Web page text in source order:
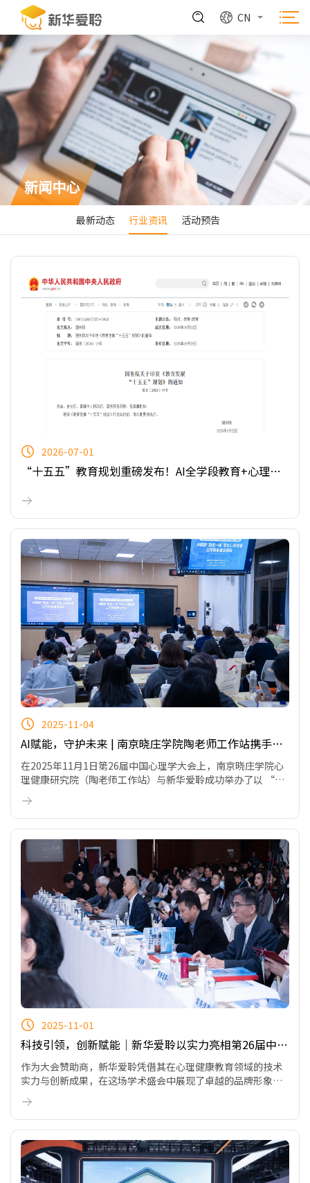
CN
新闻中心
最新动态 行业资讯 活动预告
2026-07-01
“十五五”教育规划重磅发布！AI全学段教育+心理健
2025-11-04
AI赋能，守护未来 | 南京晓庄学院陶老师工作站携手新
华爱聆中国心理学大会工作坊圆满举行
在2025年11月1日第26届中国心理学大会上，南京晓庄学院心
理健康研究院（陶老师工作站）与新华爱聆成功举办了以 “AI
赋能‘四位一体’学生心理健康工作体系建设创新”为主题的
工作坊。
2025-11-01
科技引领，创新赋能｜新华爱聆以实力亮相第26届中国
心理学大会
作为大会赞助商，新华爱聆凭借其在心理健康教育领域的技术
实力与创新成果，在这场学术盛会中展现了卓越的品牌形象与
行业专家与心理从业者的高度赞赏。